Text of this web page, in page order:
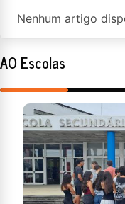
Nenhum artigo
AO Escolas